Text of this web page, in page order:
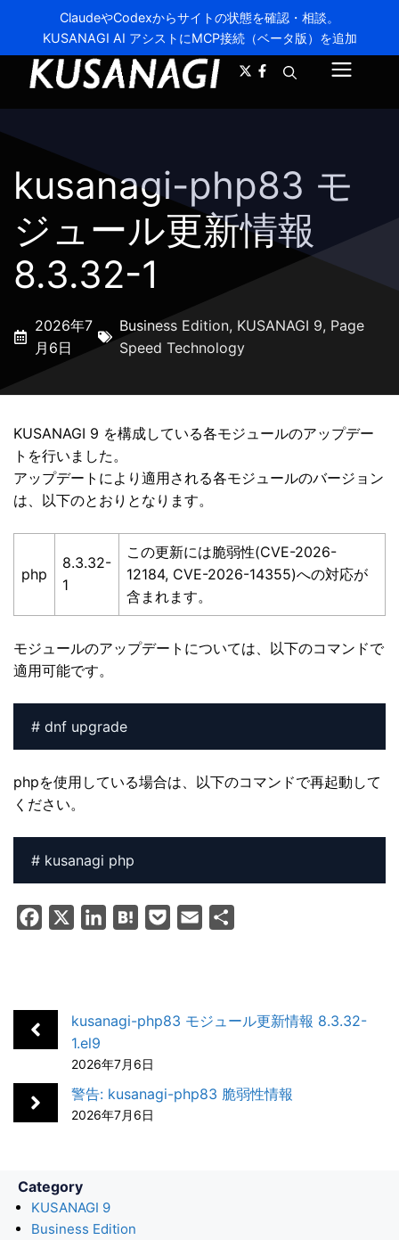
ClaudeやCodexからサイトの状態を確認・相談。
KUSANAGI AI アシストにMCP接続（ベータ版）を追加
ニ
kusanagi-php83 モ
ジュール更新情報
8.3.32-1
2026年7
月6日
Business Edition, KUSANAGI 9, Page
Speed Technology
KUSANAGI 9 を構成している各モジュールのアップデー
トを行いました。
アップデートにより適用される各モジュールのバージョン
は、以下のとおりとなります。
php
8.3.32-
1
この更新には脆弱性(CVE-2026-
12184, CVE-2026-14355)への対応が
含まれます。
モジュールのアップデートについては、以下のコマンドで
適用可能です。
# dnf upgrade
phpを使用している場合は、以下のコマンドで再起動して
ください。
# kusanagi php
e
I
n
n
e
l
kusanagi-php83 モジュール更新情報 8.3.32-
1.el9
2026年7月6日
警告: kusanagi-php83 脆弱性情報
2026年7月6日
Category
KUSANAGI 9
Business Edition
A- A+